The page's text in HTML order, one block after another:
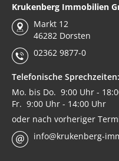
Krukenberg Immobilien
Markt 12
46282 Dorsten
02362 9877-0
Telefonische Sprechzeiten:
Mo. bis Do. 9:00 Uhr -
Fr. 9:00 Uhr - 14:00 Uhr
oder nach vorheriger
info@krukenberg-